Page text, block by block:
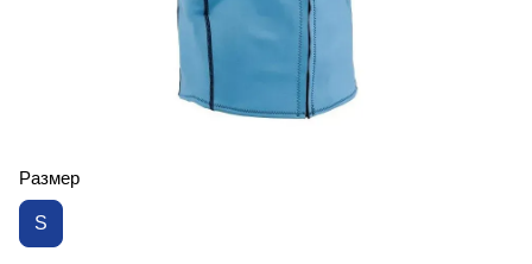
Размер
S